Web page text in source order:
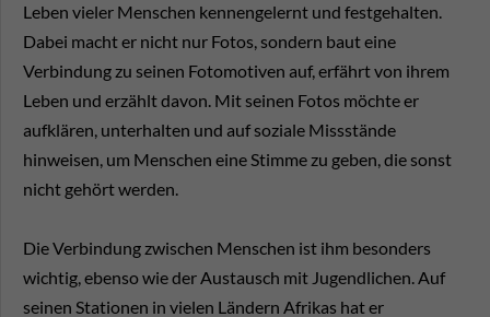
Leben vieler Menschen kennengelernt und festgehalten.
Dabei macht er nicht nur Fotos, sondern baut eine
Verbindung zu seinen Fotomotiven auf, erfährt von ihrem
Leben und erzählt davon. Mit seinen Fotos möchte er
aufklären, unterhalten und auf soziale Missstände
hinweisen, um Menschen eine Stimme zu geben, die sonst
nicht gehört werden.
Die Verbindung zwischen Menschen ist ihm besonders
wichtig, ebenso wie der Austausch mit Jugendlichen. Auf
seinen Stationen in vielen Ländern Afrikas hat er